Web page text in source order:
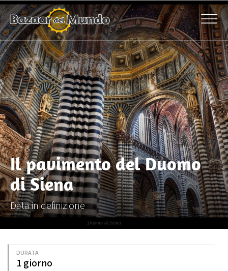
Data in definizione
Il pavimento del Duomo
di Siena
DURATA
1 giorno